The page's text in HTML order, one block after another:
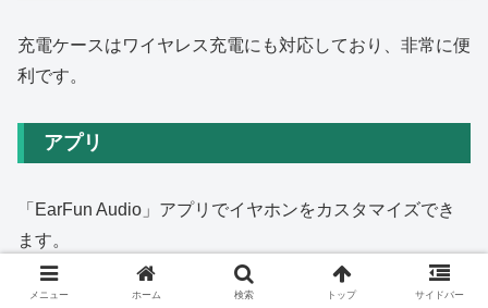
充電ケースはワイヤレス充電にも対応しており、非常に便
利です。
アプリ
「EarFun Audio」アプリでイヤホンをカスタマイズでき
ます。
メニュー ホーム 検索 トップ サイドバー